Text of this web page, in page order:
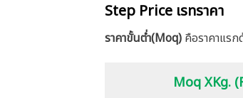
Step Price เรทราคา
ราคาขั้นต่ำ(Moq) คือราคาแร
Moq XKg.